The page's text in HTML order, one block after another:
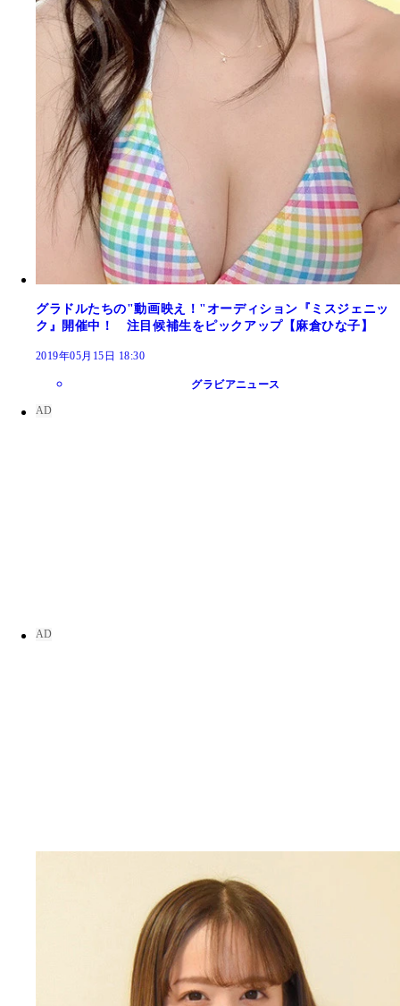
グラドルたちの"動画映え！"オーディション『ミスジェニッ
ク』開催中！ 注目候補生をピックアップ【麻倉ひな子】
2019年05月15日 18:30
グラビアニュース